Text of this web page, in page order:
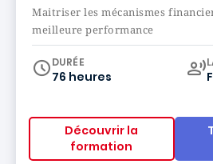
Maitriser les mécanismes
meilleure performance
DURÉE
76 heures
Découvrir la
formation